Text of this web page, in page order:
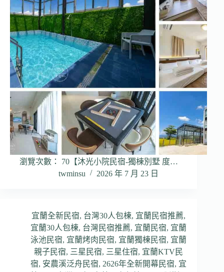
瀏覽次數： 70【沐光小院民宿-獨棟別墅 度…
twminsu
2026 年 7 月 23 日
宜蘭全新民宿, 台灣30人包棟, 宜蘭民宿推薦,
宜蘭30人包棟, 台灣民宿推薦, 宜蘭民宿, 宜蘭
泳池民宿, 宜蘭烤肉民宿, 宜蘭獨棟民宿, 宜蘭
親子民宿, 三星民宿, 三星住宿, 宜蘭KTV民
宿, 安農溪泛舟民宿, 2626年全新開幕民宿, 宜